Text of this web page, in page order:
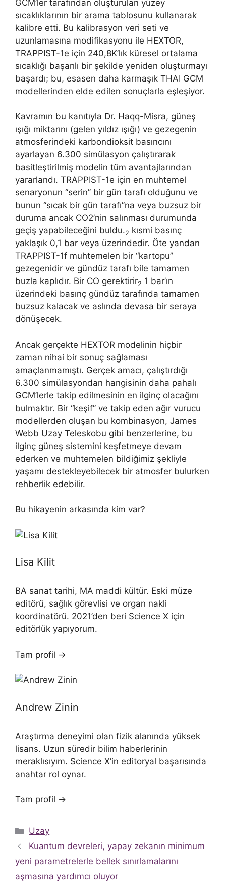
GCM’ler tarafından oluşturulan yüzey
sıcaklıklarının bir arama tablosunu kullanarak
kalibre etti. Bu kalibrasyon veri seti ve
uzunlamasına modifikasyonu ile HEXTOR,
TRAPPIST-1e için 240,8K’lık küresel ortalama
sıcaklığı başarılı bir şekilde yeniden oluşturmayı
başardı; bu, esasen daha karmaşık THAI GCM
modellerinden elde edilen sonuçlarla eşleşiyor.
Kavramın bu kanıtıyla Dr. Haqq-Misra, güneş
ışığı miktarını (gelen yıldız ışığı) ve gezegenin
atmosferindeki karbondioksit basıncını
ayarlayan 6.300 simülasyon çalıştırarak
basitleştirilmiş modelin tüm avantajlarından
yararlandı. TRAPPIST-1e için en muhtemel
senaryonun “serin” bir gün tarafı olduğunu ve
bunun “sıcak bir gün tarafı”na veya buzsuz bir
duruma ancak CO2’nin salınması durumunda
geçiş yapabileceğini buldu.2 kısmi basınç
yaklaşık 0,1 bar veya üzerindedir. Öte yandan
TRAPPIST-1f muhtemelen bir “kartopu”
gezegenidir ve gündüz tarafı bile tamamen
buzla kaplıdır. Bir CO gerektirir2 1 bar’ın
üzerindeki basınç gündüz tarafında tamamen
buzsuz kalacak ve aslında devasa bir seraya
dönüşecek.
Ancak gerçekte HEXTOR modelinin hiçbir
zaman nihai bir sonuç sağlaması
amaçlanmamıştı. Gerçek amacı, çalıştırdığı
6.300 simülasyondan hangisinin daha pahalı
GCM’lerle takip edilmesinin en ilginç olacağını
bulmaktır. Bir “keşif” ve takip eden ağır vurucu
modellerden oluşan bu kombinasyon, James
Webb Uzay Teleskobu gibi benzerlerine, bu
ilginç güneş sistemini keşfetmeye devam
ederken ve muhtemelen bildiğimiz şekliyle
yaşamı destekleyebilecek bir atmosfer bulurken
rehberlik edebilir.
Bu hikayenin arkasında kim var?
Lisa Kilit
BA sanat tarihi, MA maddi kültür. Eski müze
editörü, sağlık görevlisi ve organ nakli
koordinatörü. 2021’den beri Science X için
editörlük yapıyorum.
Tam profil →
Andrew Zinin
Araştırma deneyimi olan fizik alanında yüksek
lisans. Uzun süredir bilim haberlerinin
meraklısıyım. Science X’in editoryal başarısında
anahtar rol oynar.
Tam profil →
Kategoriler
Uzay
Kuantum devreleri, yapay zekanın minimum
yeni parametrelerle bellek sınırlamalarını
aşmasına yardımcı oluyor